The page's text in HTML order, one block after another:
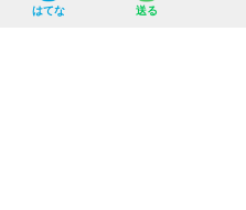
はてな 送る